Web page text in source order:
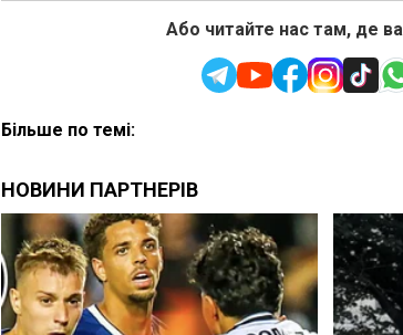
Або читайте нас там, де
Більше по темі: